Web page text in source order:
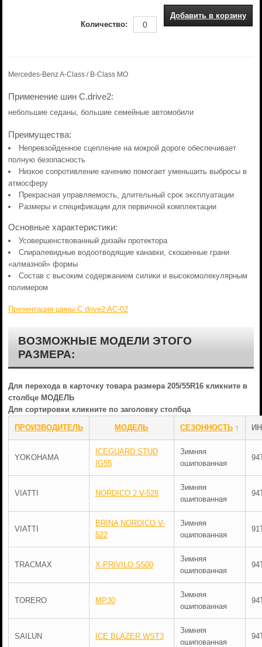
Добавить в корзину
Количество:
Mercedes-Benz A-Class / B-Class MO
Применение шин C.drive2:
небольшие седаны, большие семейные автомобили
Преимущества:
Непревзойденное сцепление на мокрой дороге обеспечивает
полную безопасность
Низкое сопротивление качению помогает уменьшить выбросы в
атмосферу
Прекрасная управляемость, длительный срок эксплуатации
Размеры и спецификации для первичной комплектации
Основные характеристики:
Усовершенствованный дизайн протектора
Спиралевидные водоотводящие канавки, скошенные грани
«алмазной» формы
Состав с высоким содержанием силики и высокомолекулярным
полимером
Презентация шины C.drive2 AC-02
ВОЗМОЖНЫЕ МОДЕЛИ ЭТОГО
РАЗМЕРА:
Для перехода в карточку товара размера 205/55R16 кликните в
столбце МОДЕЛЬ
Для сортировки кликните по заголовку столбца
ПРОИЗВОДИТЕЛЬ МОДЕЛЬ СЕЗОННОСТЬ↑
YOKOHAMA
ICEGUARD STUD
IG55
Зимняя
ошипованная
VIATTI NORDICO 2 V-528
Зимняя
ошипованная
VIATTI
BRINA NORDICO V-
522
Зимняя
ошипованная
TRACMAX X-PRIVILO S500
Зимняя
ошипованная
TORERO MP30
Зимняя
ошипованная
SAILUN ICE BLAZER WST3
Зимняя
ошипованная